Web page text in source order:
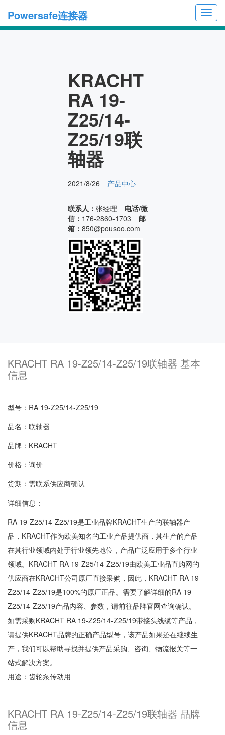
Powersafe连接器
KRACHT
RA 19-
Z25/14-
Z25/19联
轴器
2021/8/26 产品中心
联系人： 张经理
电话/微
信： 176-2860-1703
邮
箱： 850@pousoo.com
KRACHT RA 19-Z25/14-Z25/19联轴器 基本
信息
型号：RA 19-Z25/14-Z25/19
品名：联轴器
品牌：KRACHT
价格：询价
货期：需联系供应商确认
详细信息：
RA 19-Z25/14-Z25/19是工业品牌KRACHT生产的联轴器产
品，KRACHT作为欧美知名的工业产品提供商，其生产的产品
在其行业领域内处于行业领先地位，产品广泛应用于多个行业
领域。KRACHT RA 19-Z25/14-Z25/19由欧美工业品直购网的
供应商在KRACHT公司原厂直接采购，因此，KRACHT RA 19-
Z25/14-Z25/19是100%的原厂正品。需要了解详细的RA 19-
Z25/14-Z25/19产品内容、参数，请前往品牌官网查询确认。
如需采购KRACHT RA 19-Z25/14-Z25/19带接头线缆等产品，
请提供KRACHT品牌的正确产品型号，该产品如果还在继续生
产，我们可以帮助寻找并提供产品采购、咨询、物流报关等一
站式解决方案。
用途：齿轮泵传动用
KRACHT RA 19-Z25/14-Z25/19联轴器 品牌
信息